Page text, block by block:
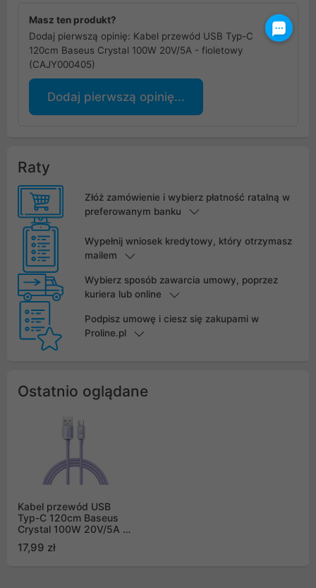
Masz ten produkt?
Dodaj pierwszą opinię: Kabel przewód USB Typ-C
120cm Baseus Crystal 100W 20V/5A - fioletowy
(CAJY000405)
Dodaj pierwszą opinię...
Raty
Złóż zamówienie i wybierz płatność ratalną w
preferowanym banku
Wypełnij wniosek kredytowy, który otrzymasz
mailem
Wybierz sposób zawarcia umowy, poprzez
kuriera lub online
Podpisz umowę i ciesz się zakupami w
Proline.pl
Ostatnio oglądane
Kabel przewód USB
Typ-C 120cm Baseus
Crystal 100W 20V/5A -
fioletowy
(CAJY000405)
17,99 zł